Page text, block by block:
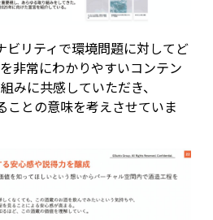
リティで環境問題に対してど
非常にわかりやすいコンテン
みに共感していただき、
との意味を考えさせていま